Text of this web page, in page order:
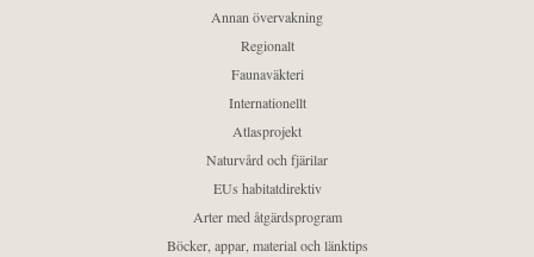
Annan övervakning
Regionalt
Faunaväkteri
Internationellt
Atlasprojekt
Naturvård och fjärilar
EUs habitatdirektiv
Arter med åtgärdsprogram
Böcker, appar, material och länktips